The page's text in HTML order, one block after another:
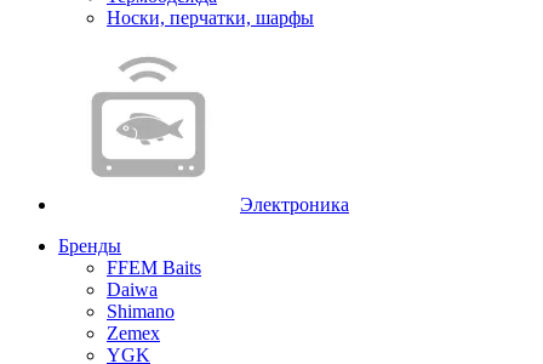
Носки, перчатки, шарфы
Электроника
Бренды
FFEM Baits
Daiwa
Shimano
Zemex
YGK